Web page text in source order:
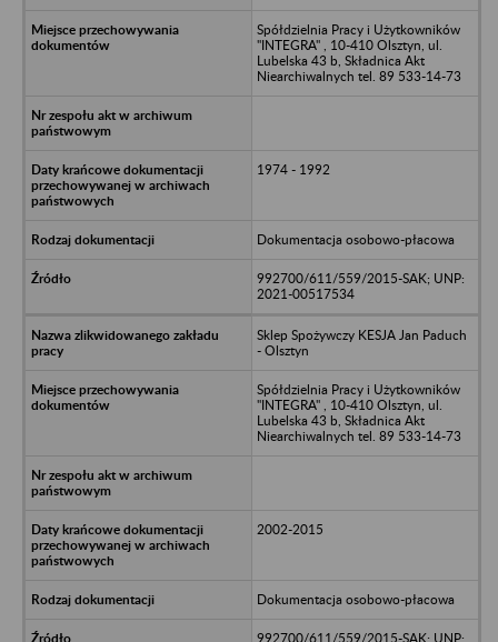
Spółdzielnia Pracy i Użytkowników
"INTEGRA" , 10-410 Olsztyn, ul.
Lubelska 43 b, Składnica Akt
Niearchiwalnych tel. 89 533-14-73
1974 - 1992
Dokumentacja osobowo-płacowa
992700/611/559/2015-SAK; UNP:
2021-00517534
Sklep Spożywczy KESJA Jan Paduch
- Olsztyn
Spółdzielnia Pracy i Użytkowników
"INTEGRA" , 10-410 Olsztyn, ul.
Lubelska 43 b, Składnica Akt
Niearchiwalnych tel. 89 533-14-73
2002-2015
Dokumentacja osobowo-płacowa
992700/611/559/2015-SAK; UNP: